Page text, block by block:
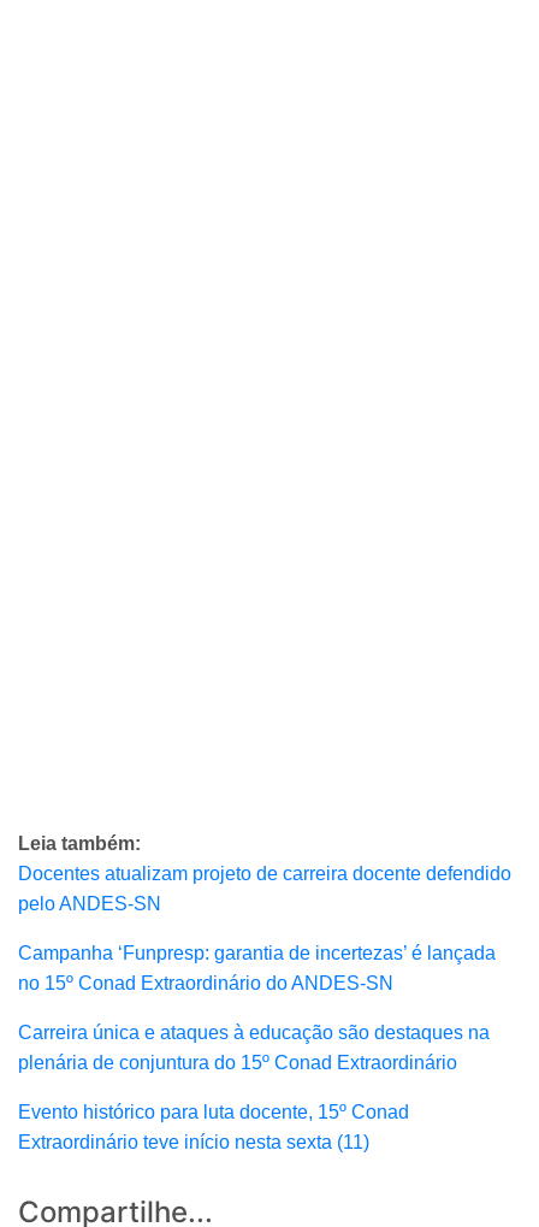
Leia também:
Docentes atualizam projeto de carreira docente defendido
pelo ANDES-SN
Campanha ‘Funpresp: garantia de incertezas’ é lançada
no 15º Conad Extraordinário do ANDES-SN
Carreira única e ataques à educação são destaques na
plenária de conjuntura do 15º Conad Extraordinário
Evento histórico para luta docente, 15º Conad
Extraordinário teve início nesta sexta (11)
Compartilhe...